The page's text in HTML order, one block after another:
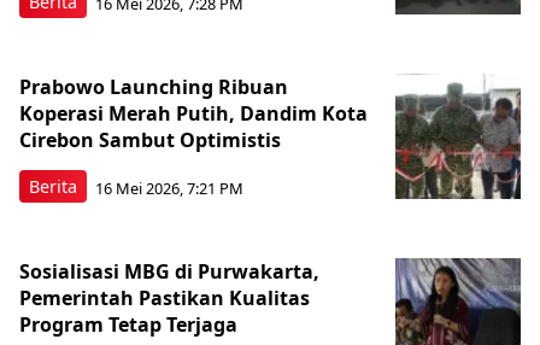
Berita
Prabowo Launching Ribuan
Koperasi Merah Putih, Dandim Kota
Cirebon Sambut Optimistis
16 Mei 2026, 7:21 PM
Sosialisasi MBG di Purwakarta,
Pemerintah Pastikan Kualitas
Program Tetap Terjaga